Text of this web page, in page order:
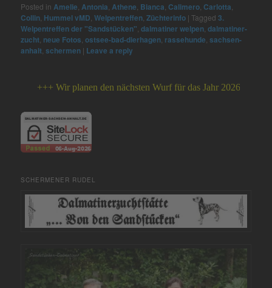
Posted in Amelie Antonia Athene Bianca ,Calimero ,Carlotta
Collin Hummel vMD ,Welpentreffen ,Züchterinfo |Tagged 3.
Welpentreffen der "Sandstücken" ,dalmatiner welpen ,dalmatiner-
zucht neue Fotos ,ostsee-bad-dierhagen rassehunde ,sachsen-
anhalt ,schermen | Leave a reply
+++ Wir planen den nächsten Wurf für das Jahr 2026 +++
SCHERMENER RUDEL